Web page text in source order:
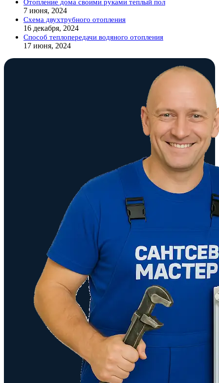
Отопление дома своими руками теплый пол
7 июня, 2024
Схема двухтрубного отопления
16 декабря, 2024
Способ теплопередачи водяного отопления
17 июня, 2024